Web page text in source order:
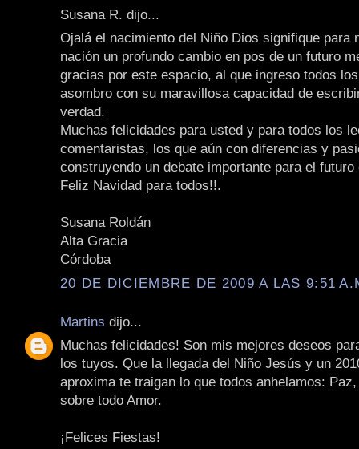
Susana R. dijo...
Ojalá el nacimiento del Niño Dios signifique para
nación un profundo cambio en pos de un futuro
gracias por este espacio, al que ingreso todos
asombro con su maravillosa capacidad de
verdad.
Muchas felicidades para usted y para todos los
comentaristas, los que aún con diferencias y
construyendo un debate importante para el
Feliz Navidad para todos!!.
Susana Roldán
Alta Gracia
Córdoba
20 DE DICIEMBRE DE 2009 A LAS 9:51
Martins dijo...
Muchas felicidades! Son mis mejores deseos
los tuyos. Que la llegada del Niño Jesús y un
aproxima te traigan lo que todos anhelamos:
sobre todo Amor.
¡Felices Fiestas!